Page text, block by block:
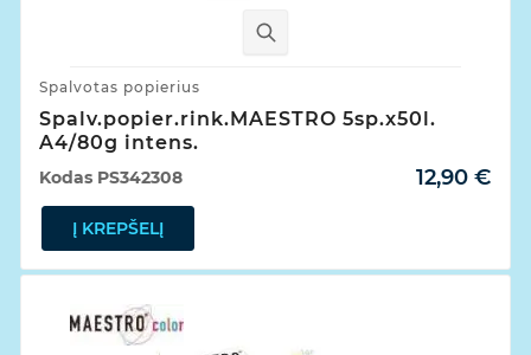
Spalvotas popierius
Spalv.popier.rink.MAESTRO 5sp.x50l.
A4/80g intens.
12,90 €
Kodas PS342308
Į KREPŠELĮ